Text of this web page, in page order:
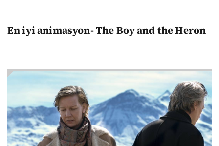
En iyi animasyon- The Boy and the Heron